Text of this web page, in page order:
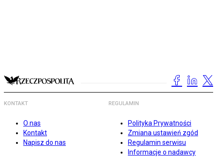
KONTAKT
O nas
Kontakt
Napisz do nas
REGULAMIN
Polityka Prywatności
Zmiana ustawień zgód
Regulamin serwisu
Informacje o nadawcy